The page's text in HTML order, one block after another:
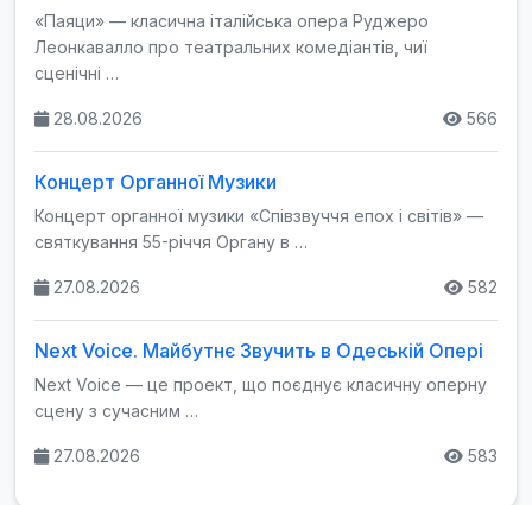
«Паяци» — класична італійська опера Руджеро
Леонкавалло про театральних комедіантів, чиї
сценічні …
28.08.2026 566
Концерт Органної Музики
Концерт органної музики «Співзвуччя епох і світів» —
святкування 55-річчя Органу в …
27.08.2026 582
Next Voice. Майбутнє Звучить в Одеській Опері
Next Voice — це проект, що поєднує класичну оперну
сцену з сучасним …
27.08.2026 583